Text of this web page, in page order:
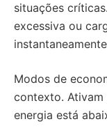
situações
excessiva ou
Modos de
contexto. Ativam
energia está